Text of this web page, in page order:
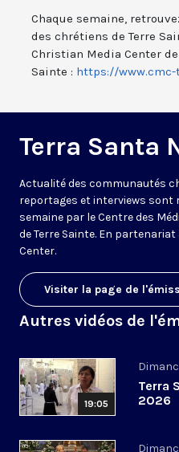
Chaque semaine,
des chrétiens de Terre
Christian Media Center
Sainte : https://
Terra Santa
Actualité des communautés
reportages et interviews sont
semaine par le Centre des
de Terre Sainte. En
Center.
Visiter la page de
Autres vidéos de
19:05
Terra
2026